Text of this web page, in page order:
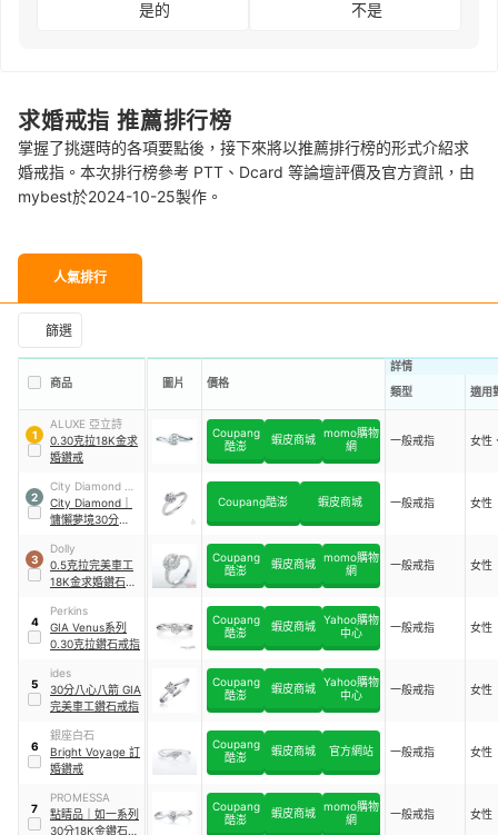
是的 不是
求婚戒指 推薦排行榜
掌握了挑選時的各項要點後，接下來將以推薦排行榜的形式介紹求
婚戒指。本次排行榜參考 PTT、Dcard 等論壇評價及官方資訊，由
mybest於2024-10-25製作。
人氣排行
篩選
商品 圖片 價格
詳情
類型
適用
1
ALUXE 亞立詩
0.30克拉18K金求
婚鑽戒
Coupang
酷澎
蝦皮商城 momo購物
網
一般戒指 女性
2
City Diamond 引
雅
City Diamond
慵懶夢境30分鑽石
Coupang酷澎 蝦皮商城 一般戒指 女性
3
Dolly
0.5克拉完美車工
18K金求婚鑽石戒
Coupang
酷澎
蝦皮商城 momo購物
網
一般戒指 女性
4
Perkins
GIA Venus系列
0.30克拉鑽石戒指
Coupang
酷澎
蝦皮商城 Yahoo購物
中心
一般戒指 女性
5
ides
30分八心八箭 GIA
完美車工鑽石戒指
Coupang
酷澎
蝦皮商城 Yahoo購物
中心
一般戒指 女性
6
銀座白石
Bright Voyage 訂
婚鑽戒
Coupang
酷澎
蝦皮商城 官方網站 一般戒指 女性
7
PROMESSA
點睛品
如一系列
30分18K金鑽石戒
Coupang
酷澎
蝦皮商城 momo購物
網
一般戒指 女性